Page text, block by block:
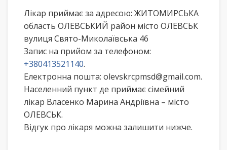
Лікар приймає за адресою: ЖИТОМИРСЬКА
область ОЛЕВСЬКИЙ район місто ОЛЕВСЬК
вулиця Свято-Миколаївська 46
Запис на прийом за телефоном:
+380413521140.
Електронна пошта: olevskrcpmsd@gmail.com.
Населенний пункт де приймає сімейний
лікар Власенко Марина Андріївна – місто
ОЛЕВСЬК.
Відгук про лікаря можна залишити нижче.